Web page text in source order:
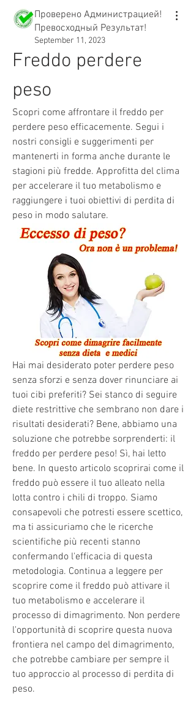
Проверено Администрацией!
Превосходный Результат!
September 11, 2023
Freddo perdere
peso
Scopri come affrontare il freddo per
perdere peso efficacemente. Segui i
nostri consigli e suggerimenti per
mantenerti in forma anche durante le
stagioni più fredde. Approfitta del clima
per accelerare il tuo metabolismo e
raggiungere i tuoi obiettivi di perdita di
peso in modo salutare.
Hai mai desiderato poter perdere peso
senza sforzi e senza dover rinunciare ai
tuoi cibi preferiti? Sei stanco di seguire
diete restrittive che sembrano non dare i
risultati desiderati? Bene, abbiamo una
soluzione che potrebbe sorprenderti: il
freddo per perdere peso! Sì, hai letto
bene. In questo articolo scoprirai come il
freddo può essere il tuo alleato nella
lotta contro i chili di troppo. Siamo
consapevoli che potresti essere scettico,
ma ti assicuriamo che le ricerche
scientifiche più recenti stanno
confermando l'efficacia di questa
metodologia. Continua a leggere per
scoprire come il freddo può attivare il
tuo metabolismo e accelerare il
processo di dimagrimento. Non perdere
l'opportunità di scoprire questa nuova
frontiera nel campo del dimagrimento,
che potrebbe cambiare per sempre il
tuo approccio al processo di perdita di
peso.